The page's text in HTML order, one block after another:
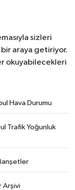
sizleri
araya getiriyor.
okuyabilecekleri
Hava Durumu
Trafik Yoğunluk
Arşivi